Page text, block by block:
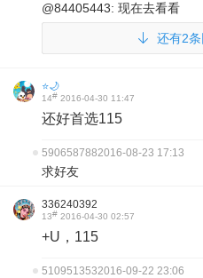
@84405443: 现在去看看
还有2
⭐🌙
14# 2016-04-30 11:47
还好首选115
5906587882016-08-23 17:13
求好友
336240392
13# 2016-04-30 02:57
+U，115
5109513532016-09-22 23:06